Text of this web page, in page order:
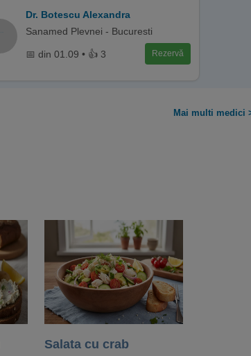
Dr. Botescu Alexandra
Sanamed Plevnei - Bucuresti
📅 din 01.09 • 👍 3 Rezervă
Mai multi medici
Salata cu crab